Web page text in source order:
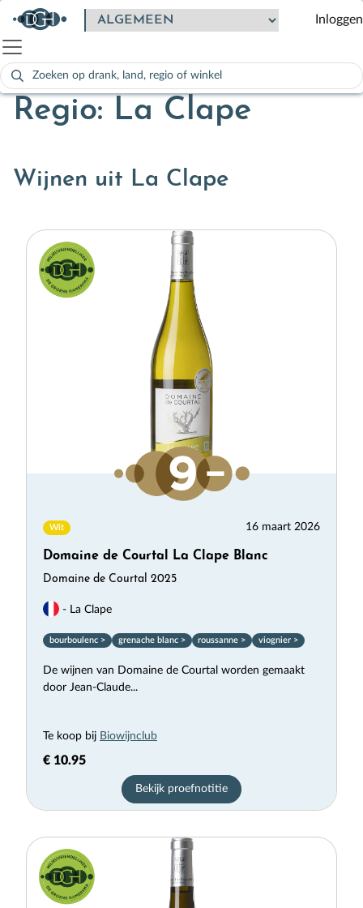
Zoeken
naar:
Als de resultaten voor automatisch aanvullen beschikbaar zijn,
Inloggen
Regio: La Clape
Wijnen uit La Clape
Wit 16 maart 2026
Domaine de Courtal La Clape Blanc
Domaine de Courtal 2025
- La Clape
bourboulenc > grenache blanc > roussanne > viognier >
De wijnen van Domaine de Courtal worden gemaakt
door Jean-Claude...
Te koop bij Biowijnclub
€ 10.95
Bekijk proefnotitie